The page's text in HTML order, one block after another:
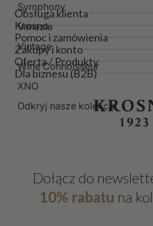
Symphony
Venezia
Vintage
Wine Connoisseur
XNO
Odkryj nasze kolekcje
Obsługa klienta
Krosno
Pomoc i zamówienia
Zakupy i konto
Oferta / Produkty
Dla biznesu (B2B)
Dołącz do
10% rabatu na